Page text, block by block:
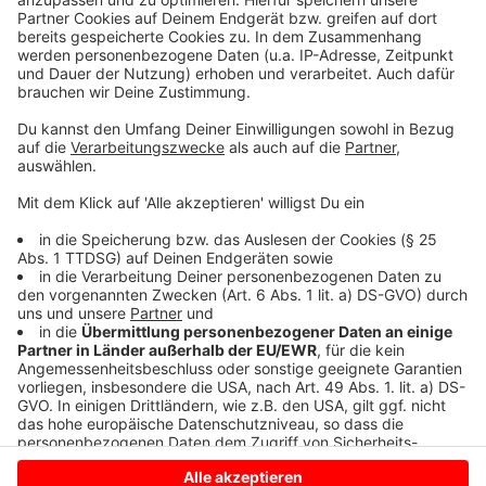
dabei ergangen ist und wobei er selbst mal ins
Schleudern gekommen ist. Viel Spaß beim Zuhören und
bitte nicht erschrecken, wenn dabei das Telefon
klingelt. Es muss ja nicht unbedingt Elvis Eifel dran
Anzeige
Anzeige
Anzeige